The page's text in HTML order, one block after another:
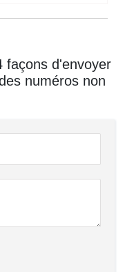
façons d'envoyer
numéros non